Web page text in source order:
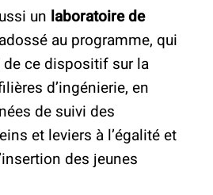
un laboratoire de
au programme, qui
de ce dispositif sur la
d’ingénierie, en
de suivi des
et leviers à l’égalité et
des jeunes